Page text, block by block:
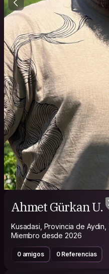
Ahmet Gürkan U.
Kusadasi, Provincia de Aydin,
Miembro desde 2026
0 amigos 0 Referencias